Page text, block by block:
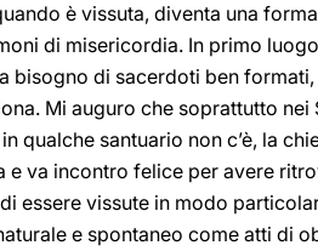
è vissuta, diventa una
di misericordia. In primo
bisogno di sacerdoti ben
Mi auguro che soprattutto nei
qualche santuario non c’è, la
e va incontro felice per avere
essere vissute in modo
e spontaneo come atti di